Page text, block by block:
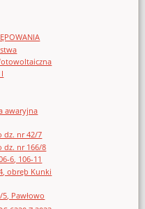
awaryjna
dz. nr 42/7
dz. nr 166/8
6, 106-11
obręb Kunki
Pawłowo